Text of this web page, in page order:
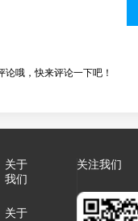
论哦，快来评论一下吧！
关于
我们
关于
关注我们